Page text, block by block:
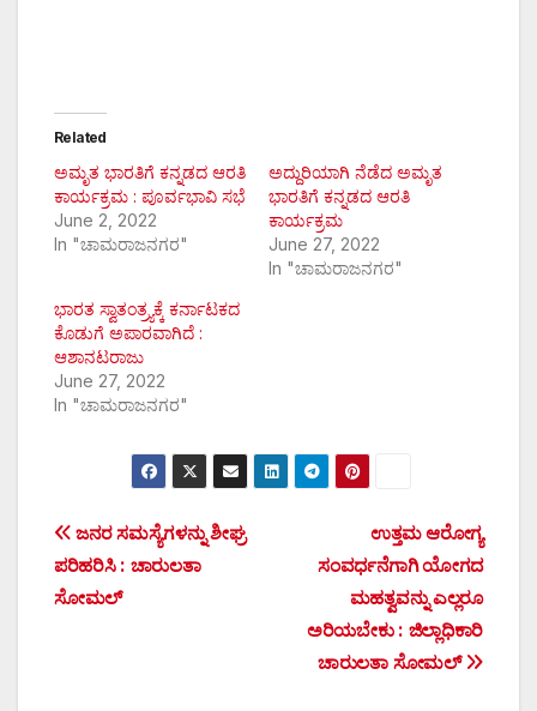
Related
ಅಮೃತ ಭಾರತಿಗೆ ಕನ್ನಡದ ಆರತಿ
ಕಾರ್ಯಕ್ರಮ : ಪೂರ್ವಭಾವಿ ಸಭೆ
June 2, 2022
In "ಚಾಮರಾಜನಗರ"
ಅದ್ದುರಿಯಾಗಿ ನೆಡೆದ ಅಮೃತ
ಭಾರತಿಗೆ ಕನ್ನಡದ ಆರತಿ
ಕಾರ್ಯಕ್ರಮ
June 27, 2022
In "ಚಾಮರಾಜನಗರ"
ಭಾರತ ಸ್ವಾತಂತ್ರ್ಯಕ್ಕೆ ಕರ್ನಾಟಕದ
ಕೊಡುಗೆ ಅಪಾರವಾಗಿದೆ :
ಆಶಾನಟರಾಜು
June 27, 2022
In "ಚಾಮರಾಜನಗರ"
Post
navigation
ಉತ್ತಮ ಆರೋಗ್ಯ
ಸಂವರ್ಧನೆಗಾಗಿ ಯೋಗದ
ಮಹತ್ವವನ್ನು ಎಲ್ಲರೂ
ಅರಿಯಬೇಕು : ಜಿಲ್ಲಾಧಿಕಾರಿ
ಚಾರುಲತಾ ಸೋಮಲ್
ಜನರ ಸಮಸ್ಯೆಗಳನ್ನು ಶೀಘ್ರ
ಪರಿಹರಿಸಿ : ಚಾರುಲತಾ
ಸೋಮಲ್